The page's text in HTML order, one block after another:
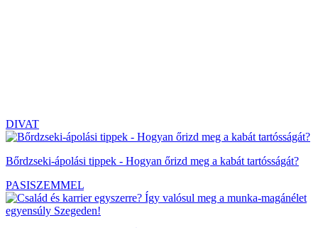
DIVAT
Bőrdzseki-ápolási tippek - Hogyan őrizd meg a kabát tartósságát?
PASISZEMMEL